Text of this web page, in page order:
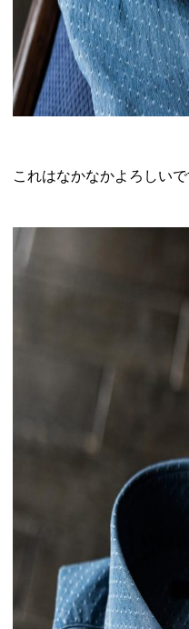
これはなかなかよろしいで